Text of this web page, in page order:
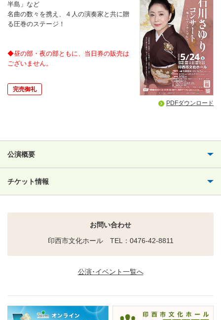
半島」など
名曲の数々を携え、４人の演奏家と共に贈
る圧巻のステージ！
◆昼の部・夜の部ともに、当日券の販売は
ございません。
完売御礼
PDFダウンロード
公演概要
チケット情報
お問い合わせ
印西市文化ホール TEL：0476-42-8811
公演･イベント一覧へ